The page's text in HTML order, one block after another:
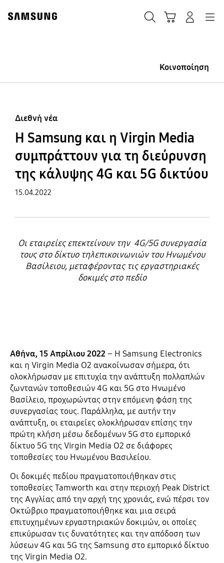
content
accessibility
Κοινοποίηση
Διεθνή νέα
Η Samsung και η Virgin Media
συμπράττουν για τη διεύρυνση
της κάλυψης 4G και 5G δικτύου
15.04.2022
Οι εταιρείες επεκτείνουν την 4G/5G συνεργασία
τους στο δίκτυο τηλεπικοινωνιών του Ηνωμένου
Βασίλειου, μεταφέροντας τις εργαστηριακές
δοκιμές στο πεδίο
Αθήνα, 15 Απρίλιου 2022 – Η Samsung Electronics
και η Virgin Media O2 ανακοίνωσαν σήμερα, ότι
ολοκλήρωσαν με επιτυχία την ανάπτυξη πολλαπλών
ζωντανών τοποθεσιών 4G και 5G στο Ηνωμένο
Βασίλειο, προχωρώντας στην επόμενη φάση της
συνεργασίας τους. Παράλληλα, με αυτήν την
ανάπτυξη, οι εταιρείες ολοκλήρωσαν επίσης την
πρώτη κλήση μέσω δεδομένων 5G στο εμπορικό
δίκτυο 5G της Virgin Media O2 σε διάφορες
τοποθεσίες του Ηνωμένου Βασιλείου.
Οι δοκιμές πεδίου πραγματοποιήθηκαν στις
τοποθεσίες Tamworth και στην περιοχή Peak District
της Αγγλίας από την αρχή της χρονιάς, ενώ πέρσι τον
Οκτώβριο πραγματοποιήθηκε και μια σειρά
επιτυχημένων εργαστηριακών δοκιμών, οι οποίες
επικύρωσαν τις δυνατότητες και την απόδοση των
λύσεων 4G και 5G της Samsung στο εμπορικό δίκτυο
της Virgin Media O2.